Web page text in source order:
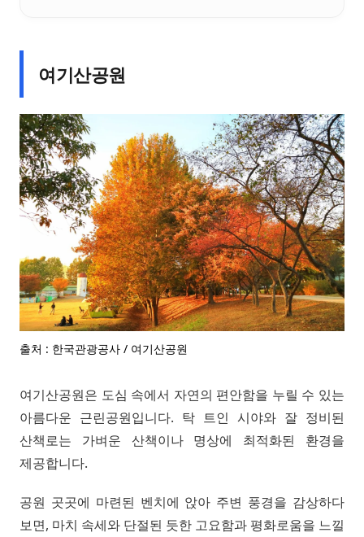
여기산공원
출처 : 한국관광공사 / 여기산공원
여기산공원은 도심 속에서 자연의 편안함을 누릴 수 있는
아름다운 근린공원입니다. 탁 트인 시야와 잘 정비된
산책로는 가벼운 산책이나 명상에 최적화된 환경을
제공합니다.
공원 곳곳에 마련된 벤치에 앉아 주변 풍경을 감상하다
보면, 마치 속세와 단절된 듯한 고요함과 평화로움을 느낄